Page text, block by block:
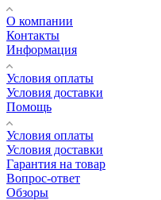
О компании
Контакты
Информация
Условия оплаты
Условия доставки
Помощь
Условия оплаты
Условия доставки
Гарантия на товар
Вопрос-ответ
Обзоры